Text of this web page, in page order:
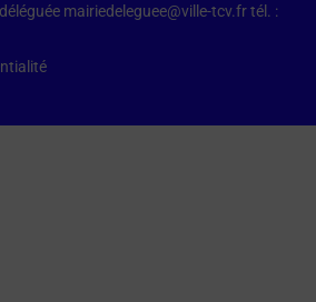
mairiedeleguee@ville-tcv.fr tél. :